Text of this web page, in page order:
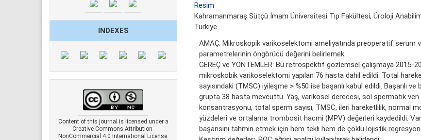
INDEXES
Content of this journal is licensed under a
Creative Commons Attribution-
NonCommercial 4.0 International License.
Resim
Kahramanmaraş Sütçü İmam Üniversitesi Tıp Fakültesi, Üroloji
Türkiye
AMAÇ: Mikroskopik varikoselektomi ameliyatında preoperatif serum
parametrelerinin öngörücü değerini belirlemek.
GEREÇ ve YÖNTEMLER: Bu retrospektif gözlemsel çalışmaya 2015-
mikroskobik varikoselektomi yapılan 76 hasta dahil edildi. Total
sayısındaki (TMSC) iyileşme > %50 ise başarılı kabul edildi. Başarılı ve
grupta 38 hasta mevcuttu. Yaş, varikosel derecesi, sol spermatik ven
konsantrasyonu, total sperm sayısı, TMSC, ileri hareketlilik, normal
yüzdeleri ve ortalama trombosit hacmi (MPV) değerleri kaydedildi.
başarısını tahmin etmek için hem tekli hem de çoklu lojistik regresyon